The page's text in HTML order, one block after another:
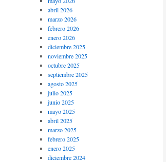
abril 2026
marzo 2026
febrero 2026
enero 2026
diciembre 2025
noviembre 2025
octubre 2025
septiembre 2025
agosto 2025
julio 2025
junio 2025
mayo 2025
abril 2025
marzo 2025
febrero 2025
enero 2025
diciembre 2024